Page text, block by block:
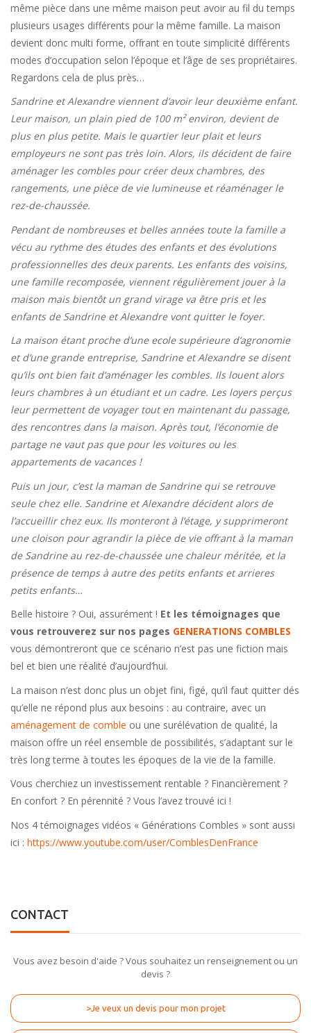
même pièce dans une même maison peut avoir au fil du temps
plusieurs usages différents pour la même famille. La maison
devient donc multi forme, offrant en toute simplicité différents
modes d’occupation selon l’époque et l’âge de ses propriétaires.
Regardons cela de plus près…
Sandrine et Alexandre viennent d’avoir leur deuxième enfant.
Leur maison, un plain pied de 100 m² environ, devient de
plus en plus petite. Mais le quartier leur plait et leurs
employeurs ne sont pas très loin. Alors, ils décident de faire
aménager les combles pour créer deux chambres, des
rangements, une pièce de vie lumineuse et réaménager le
rez-de-chaussée.
Pendant de nombreuses et belles années toute la famille a
vécu au rythme des études des enfants et des évolutions
professionnelles des deux parents. Les enfants des voisins,
une famille recomposée, viennent régulièrement jouer à la
maison mais bientôt un grand virage va être pris et les
enfants de Sandrine et Alexandre vont quitter le foyer.
La maison étant proche d’une ecole supérieure d’agronomie
et d’une grande entreprise, Sandrine et Alexandre se disent
qu’ils ont bien fait d’aménager les combles. Ils louent alors
leurs chambres à un étudiant et un cadre. Les loyers perçus
leur permettent de voyager tout en maintenant du passage,
des rencontres dans la maison. Après tout, l’économie de
partage ne vaut pas que pour les voitures ou les
appartements de vacances !
Puis un jour, c’est la maman de Sandrine qui se retrouve
seule chez elle. Sandrine et Alexandre décident alors de
l’accueillir chez eux. Ils monteront à l’étage, y supprimeront
une cloison pour agrandir la pièce de vie offrant à la maman
de Sandrine au rez-de-chaussée une chaleur méritée, et la
présence de temps à autre des petits enfants et arrieres
petits enfants…
Belle histoire ? Oui, assurément ! Et les témoignages que
vous retrouverez sur nos pages GENERATIONS COMBLES
vous démontreront que ce scénario n’est pas une fiction mais
bel et bien une réalité d’aujourd’hui.
La maison n’est donc plus un objet fini, figé, qu’il faut quitter dés
qu’elle ne répond plus aux besoins : au contraire, avec un
aménagement de comble ou une surélévation de qualité, la
maison offre un réel ensemble de possibilités, s’adaptant sur le
très long terme à toutes les époques de la vie de la famille.
Vous cherchiez un investissement rentable ? Financièrement ?
En confort ? En pérennité ? Vous l’avez trouvé ici !
Nos 4 témoignages vidéos « Générations Combles » sont aussi
ici : https://www.youtube.com/user/ComblesDenFrance
CONTACT
Vous avez besoin d'aide ? Vous souhaitez un renseignement ou un
devis ?
>Je veux un devis pour mon projet